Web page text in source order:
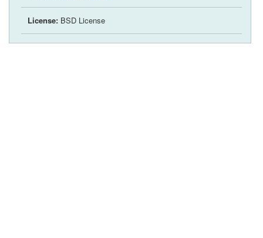
License: BSD License